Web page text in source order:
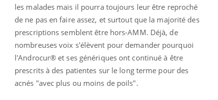
les malades mais il pourra toujours leur être reproché
de ne pas en faire assez, et surtout que la majorité des
prescriptions semblent être hors-AMM. Déjà, de
nombreuses voix s'élèvent pour demander pourquoi
l'Androcur® et ses génériques ont continué à être
prescrits à des patientes sur le long terme pour des
acnés "avec plus ou moins de poils".